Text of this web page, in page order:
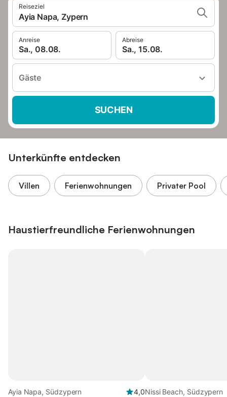
Reiseziel
Ayia Napa, Zypern
Anreise
Sa., 08.08.
Abreise
Sa., 15.08.
Gäste
SUCHEN
Unterkünfte entdecken
Villen Ferienwohnungen Privater Pool
Haustierfreundliche Ferienwohnungen
Ayia Napa, Südzypern
4,0Nissi Beach, Südzypern